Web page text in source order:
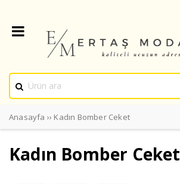
Anasayfa ›› Kadın Bomber Ceket
Kadın Bomber Ceket